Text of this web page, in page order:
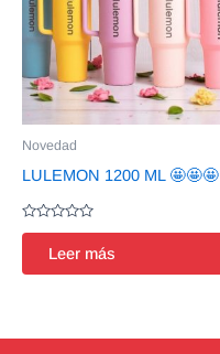
Novedad
LULEMON 1200 ML 🤩🤩🤩
Valorado
de
Leer más